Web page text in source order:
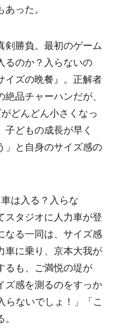
った。
勝負。最初のゲーム
るのか？入らないの
イズの晩餐』。正解者
品チャーハンだが、
どんどん小さくなっ
どもの成長が早く
」と自身のサイズ感の
は入る？入らな
スタジオに人力車が登
なる一同は、サイズ感
車に乗り、京本大我が
るも、ご満悦の堤が
ズ感を測るのをすっか
らないでしょ！」「こ